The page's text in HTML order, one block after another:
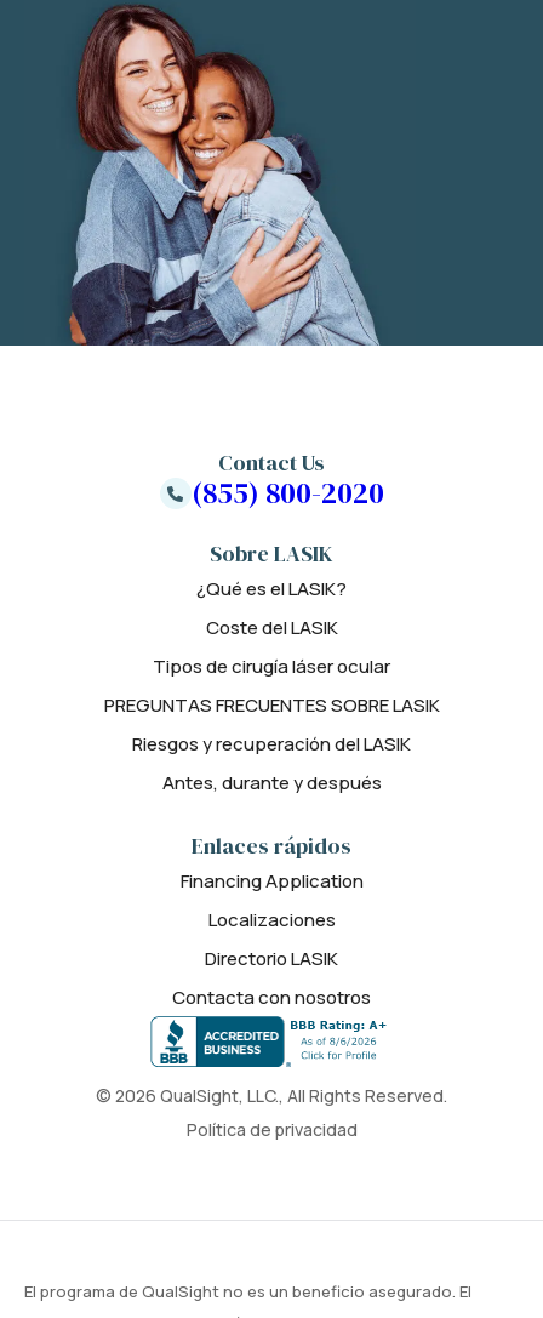
© 2026 QualSight, LLC., All Rights Reserved.
Política de privacidad
Sobre LASIK
¿Qué es el LASIK?
Coste del LASIK
Tipos de cirugía láser ocular
PREGUNTAS FRECUENTES SOBRE LASIK
Riesgos y recuperación del LASIK
Antes, durante y después
Enlaces rápidos
Financing Application
Localizaciones
Directorio LASIK
Contacta con nosotros
Contact Us
(855) 800-2020
El programa de QualSight no es un beneficio asegurado. El